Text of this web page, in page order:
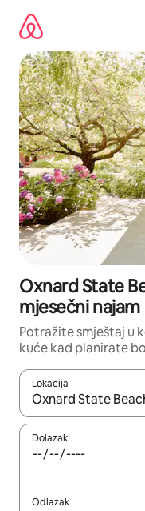
sadržaj
Oxnard State
mjesečni najam
Potražite smještaj u
kuće kad planirate
Lokacija
Kada budu dostupni
Dolazak
Odlazak